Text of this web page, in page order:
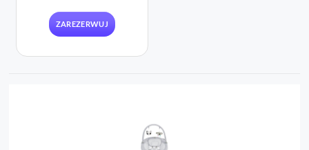
ZAREZERWUJ